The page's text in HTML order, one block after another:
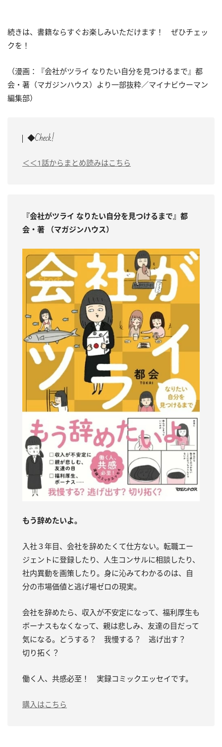
続きは、書籍ならすぐお楽しみいただけます！ ぜひチェッ
クを！
（漫画：『会社がツライ なりたい自分を見つけるまで』都
会・著（マガジンハウス）より一部抜粋／マイナビウーマン
編集部）
◆Check!
＜＜1話からまとめ読みはこちら
『会社がツライ なりたい自分を見つけるまで』都
会・著 （マガジンハウス）
もう辞めたいよ。
入社３年目、会社を辞めたくて仕方ない。転職エー
ジェントに登録したり、人生コンサルに相談したり、
社内異動を画策したり。身に沁みてわかるのは、自
分の市場価値と逃げ場ゼロの現実。
会社を辞めたら、収入が不安定になって、福利厚生も
ボーナスもなくなって、親は悲しみ、友達の目だって
気になる。どうする？ 我慢する？ 逃げ出す？
切り拓く？
働く人、共感必至！ 実録コミックエッセイです。
購入はこちら